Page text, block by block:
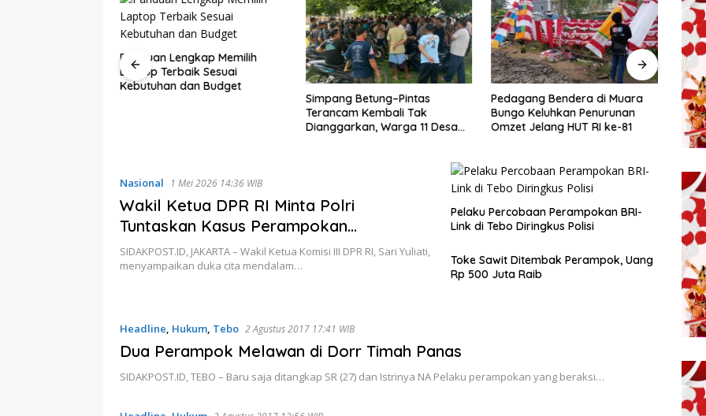
Pedagang Bendera di Muara
Bungo Keluhkan Penurunan
Omzet Jelang HUT RI ke-81
Pemkab Tebo Perkuat
Perlindungan Pekerja Lewat
Kerja Sama dengan BPJS
Nasional 1 Mei 2026 14:36 WIB
Wakil Ketua DPR RI Minta Polri
Tuntaskan Kasus Perampokan
Pekanbaru Sampai Semua Pelaku
Dihukum
SIDAKPOST.ID, JAKARTA – Wakil Ketua Komisi III DPR RI, Sari Yuliati,
menyampaikan duka cita mendalam…
Pelaku Percobaan Perampokan BRI-
Link di Tebo Diringkus Polisi
Toke Sawit Ditembak Perampok, Uang
Rp 500 Juta Raib
Headline, Hukum, Tebo 2 Agustus 2017 17:41 WIB
Dua Perampok Melawan di Dorr Timah Panas
SIDAKPOST.ID, TEBO – Baru saja ditangkap SR (27) dan Istrinya NA Pelaku perampokan yang beraksi…